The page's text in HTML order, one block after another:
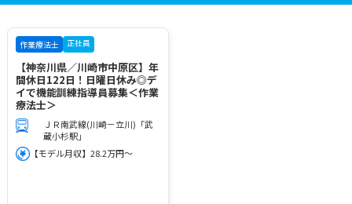
作業療法士 正社員
【神奈川県／川崎市中原区】年
間休日122日！日曜日休み◎デ
イで機能訓練指導員募集＜作業
療法士＞
ＪＲ南武線(川崎－立川)「武
蔵小杉駅」
【モデル月収】28.2万円～